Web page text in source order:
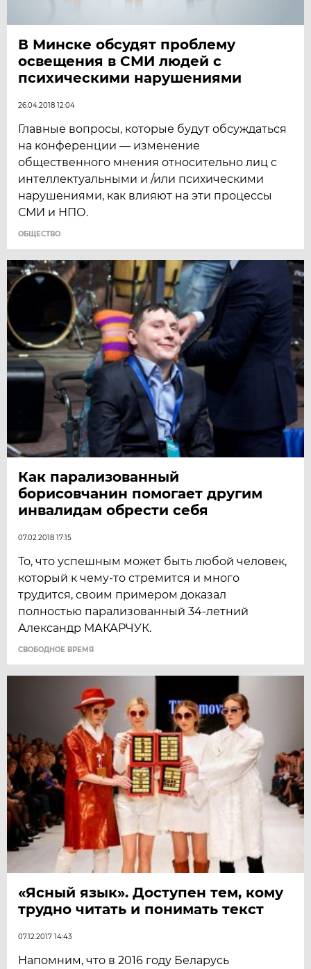
В Минске обсудят проблему
освещения в СМИ людей с
психическими нарушениями
26.04.2018 12:04
Главные вопросы, которые будут обсуждаться
на конференции — изменение
общественного мнения относительно лиц с
интеллектуальными и /или психическими
нарушениями, как влияют на эти процессы
СМИ и НПО.
ОБЩЕСТВО
Как парализованный
борисовчанин помогает другим
инвалидам обрести себя
07.02.2018 17:15
То, что успешным может быть любой человек,
который к чему-то стремится и много
трудится, своим примером доказал
полностью парализованный 34-летний
Александр МАКАРЧУК.
CВОБОДНОЕ ВРЕМЯ
«Ясный язык». Доступен тем, кому
трудно читать и понимать текст
07.12.2017 14:43
Напомним, что в 2016 году Беларусь